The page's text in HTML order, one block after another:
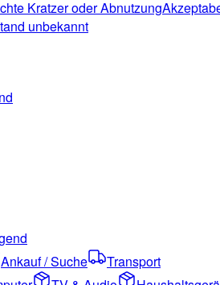
Kratzer oder Abnutzung
unbekannt
Ankauf / Suche
Transport